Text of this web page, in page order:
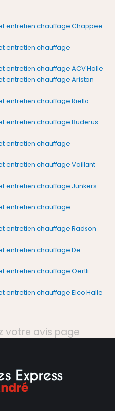
entretien chauffage Chappee
entretien chauffage
entretien chauffage ACV Halle
entretien chauffage Ariston
entretien chauffage Riello
entretien chauffage Buderus
entretien chauffage
entretien chauffage Vaillant
entretien chauffage Junkers
entretien chauffage
entretien chauffage Radson
entretien chauffage De
entretien chauffage Oertli
entretien chauffage Elco Halle
votre avis page